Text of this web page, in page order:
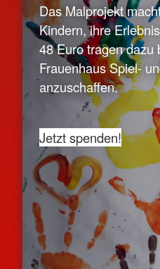
Das Malprojekt
Kindern, ihre
48 Euro tragen dazu
Frauenhaus Spiel-
anzuschaffen.
Jetzt spenden!